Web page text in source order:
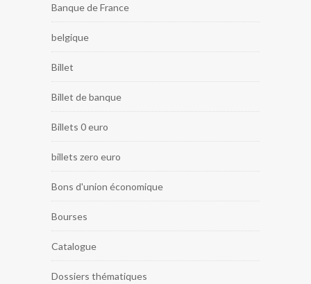
Banque de France
belgique
Billet
Billet de banque
Billets 0 euro
billets zero euro
Bons d'union économique
Bourses
Catalogue
Dossiers thématiques